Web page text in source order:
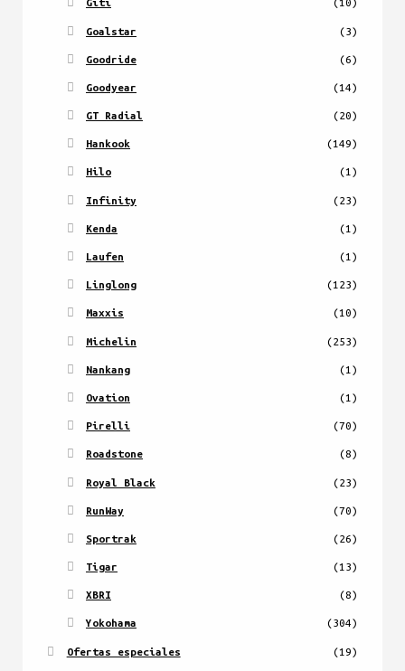
Giti (10)
Goalstar (3)
Goodride (6)
Goodyear (14)
GT Radial (20)
Hankook (149)
Hilo (1)
Infinity (23)
Kenda (1)
Laufen (1)
Linglong (123)
Maxxis (10)
Michelin (253)
Nankang (1)
Ovation (1)
Pirelli (70)
Roadstone (8)
Royal Black (23)
RunWay (70)
Sportrak (26)
Tigar (13)
XBRI (8)
Yokohama (304)
Ofertas especiales (19)